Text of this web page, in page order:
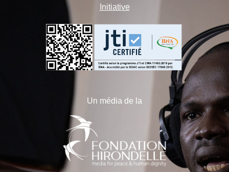
Initiative
Un média de la